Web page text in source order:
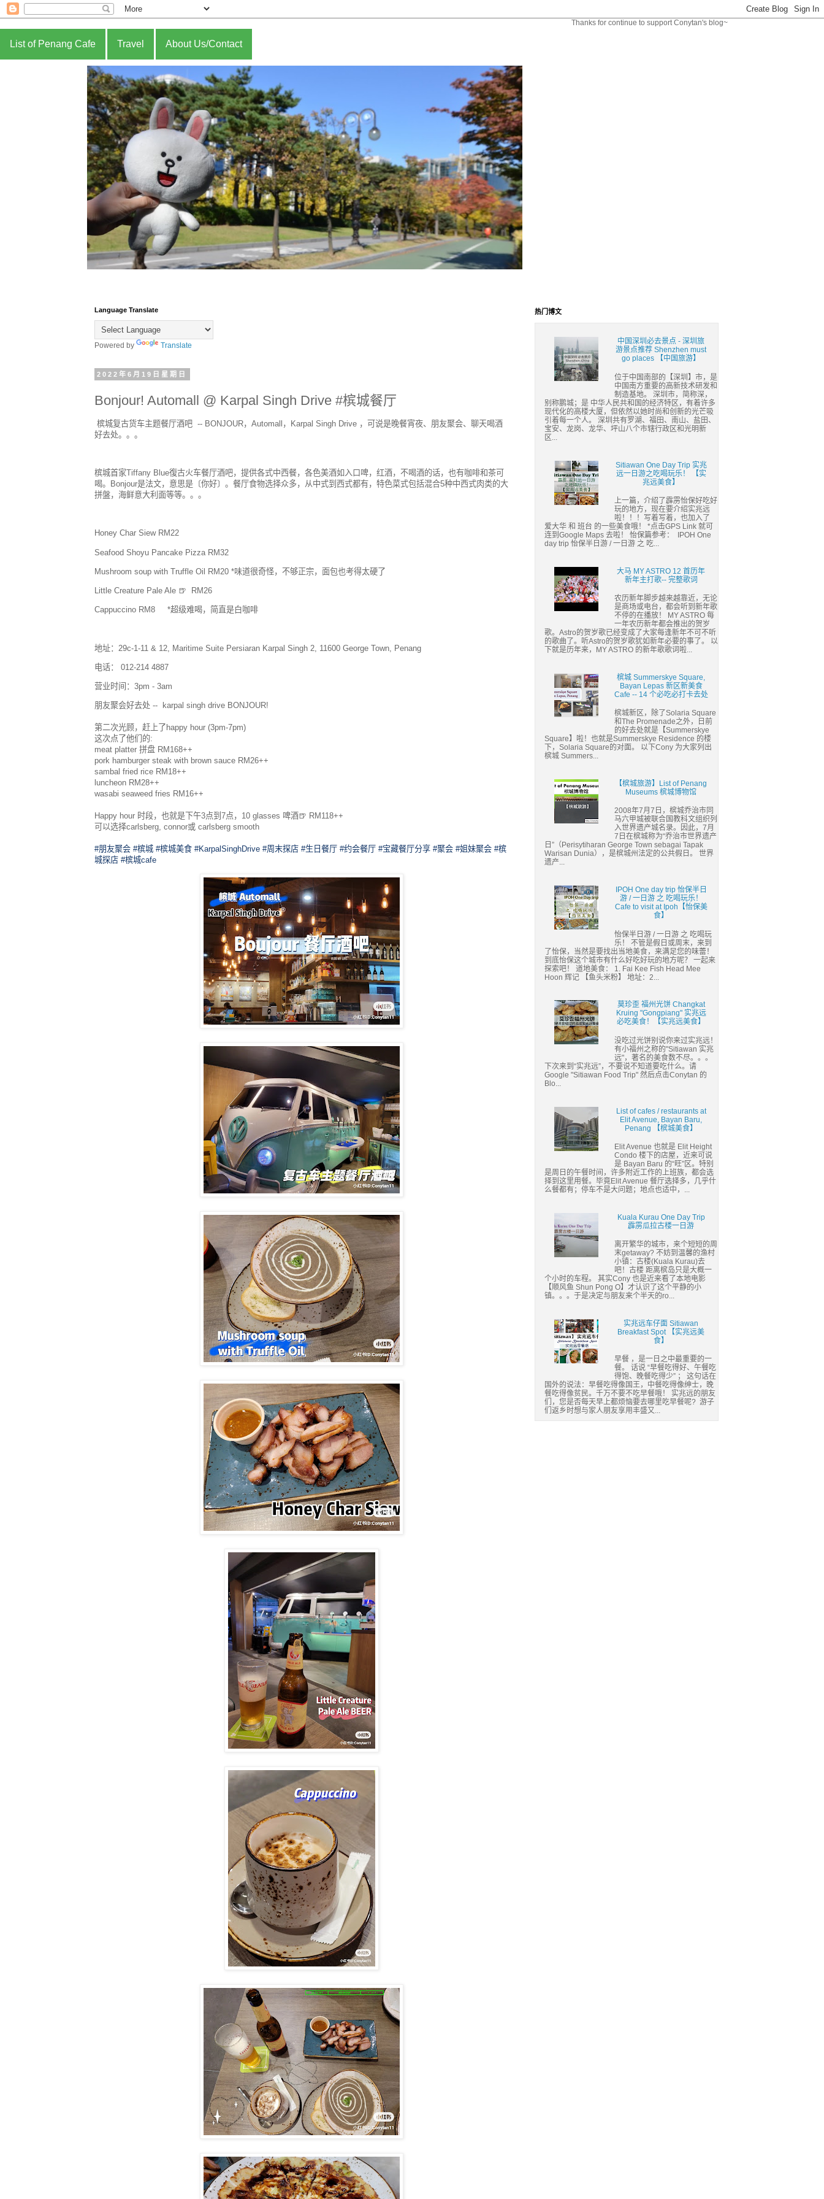
Thanks for continue to support Conytan's blog~
List of Penang Cafe Travel About Us/Contact
Language Translate
Powered by Translate
2022年6月19日星期日
Bonjour! Automall @ Karpal Singh Drive #槟城餐厅
槟城复古货车主题餐厅酒吧 -- BONJOUR，Automall，Karpal Singh Drive ，可说是晚餐宵夜、朋友聚会、聊天喝酒
好去处。。。
槟城首家Tiffany Blue復古火车餐厅酒吧，提供各式中西餐，各色美酒如入口啤，红酒，不喝酒的话，也有咖啡和茶可
喝。Bonjour是法文，意思是〔你好〕。餐厅食物选择众多，从中式到西式都有，特色菜式包括混合5种中西式肉类的大
拼盤，海鲜意大利面等等。。。
Honey Char Siew RM22
Seafood Shoyu Pancake Pizza RM32
Mushroom soup with Truffle Oil RM20 *味道很奇怪，不够正宗，面包也考得太硬了
Little Creature Pale Ale 🍺 RM26
Cappuccino RM8 *超级难喝，简直是白咖啡
地址：29c-1-11 & 12, Maritime Suite Persiaran Karpal Singh 2, 11600 George Town, Penang
电话： 012-214 4887
营业时间：3pm - 3am
朋友聚会好去处 -- karpal singh drive BONJOUR!
第二次光顾，赶上了happy hour (3pm-7pm)
这次点了他们的:
meat platter 拼盘 RM168++
pork hamburger steak with brown sauce RM26++
sambal fried rice RM18++
luncheon RM28++
wasabi seaweed fries RM16++
Happy hour 时段，也就是下午3点到7点，10 glasses 啤酒🍺 RM118++
可以选择carlsberg, connor或 carlsberg smooth
#朋友聚会 #槟城 #槟城美食 #KarpalSinghDrive #周末探店 #生日餐厅 #约会餐厅 #宝藏餐厅分享 #聚会 #姐妹聚会 #槟
城探店 #槟城cafe
热门博文
中国深圳必去景点 - 深圳旅
游景点推荐 Shenzhen must
go places 【中国旅游】
位于中国南部的【深圳】市，是
中国南方重要的高新技术研发和
制造基地。 深圳市，简称深，
别称鹏城；是 中华人民共和国的经济特区，有着许多
现代化的高楼大厦，但依然以她时尚和创新的光芒吸
引着每一个人。 深圳共有罗湖、福田、南山、盐田、
宝安、龙岗、龙华、坪山八个市辖行政区和光明新
区...
Sitiawan One Day Trip 实兆
远一日游之吃喝玩乐！ 【实
兆远美食】
上一篇，介绍了霹雳怡保好吃好
玩的地方，现在要介绍实兆远
啦！！！写着写着，也加入了
爱大华 和 班台 的一些美食哦！ *点击GPS Link 就可
连到Google Maps 去啦！ 怡保篇参考： IPOH One
day trip 怡保半日游 / 一日游 之 吃...
大马 MY ASTRO 12 首历年
新年主打歌-- 完整歌词
农历新年脚步越来越靠近，无论
是商场或电台，都会听到新年歌
不停的在播放！ MY ASTRO 每
一年农历新年都会推出的贺岁
歌。Astro的贺岁歌已经变成了大家每逢新年不可不听
的歌曲了。听Astro的贺岁歌犹如新年必要的事了。 以
下就是历年来，MY ASTRO 的新年歌歌词啦...
槟城 Summerskye Square,
Bayan Lepas 新区新美食
Cafe -- 14 个必吃必打卡去处
槟城新区，除了Solaria Square
和The Promenade之外，日前
的好去处就是【Summerskye
Square】啦！也就是Summerskye Residence 的楼
下，Solaria Square的对面。 以下Cony 为大家列出
槟城 Summers...
【槟城旅游】List of Penang
Museums 槟城博物馆
2008年7月7日，槟城乔治市同
马六甲城被联合国教科文组织列
入世界遗产城名录。因此，7月
7日在槟城称为“乔治市世界遗产
日”（Perisytiharan George Town sebagai Tapak
Warisan Dunia），是槟城州法定的公共假日。 世界
遗产...
IPOH One day trip 怡保半日
游 / 一日游 之 吃喝玩乐！
Cafe to visit at Ipoh【怡保美
食】
怡保半日游 / 一日游 之 吃喝玩
乐！ 不管是假日或周末，来到
了怡保，当然是要找出当地美食，来满足您的味蕾！
到底怡保这个城市有什么好吃好玩的地方呢？ 一起来
探索吧！ 道地美食： 1. Fai Kee Fish Head Mee
Hoon 辉记 【鱼头米粉】 地址：2...
莫珍歪 福州光饼 Changkat
Kruing "Gongpiang" 实兆远
必吃美食！【实兆远美食】
没吃过光饼别说你来过实兆远！
有小福州之称的"Sitiawan 实兆
远"，著名的美食数不尽。。。
下次来到“实兆远”，不要说不知道要吃什么。请
Google "Sitiawan Food Trip" 然后点击Conytan 的
Blo...
List of cafes / restaurants at
Elit Avenue, Bayan Baru,
Penang 【槟城美食】
Elit Avenue 也就是 Elit Height
Condo 楼下的店屋，近来可说
是 Bayan Baru 的“旺”区。特别
是周日的午餐时间，许多附近工作的上班族，都会选
择到这里用餐。毕竟Elit Avenue 餐厅选择多，几乎什
么餐都有；停车不是大问题；地点也适中，...
Kuala Kurau One Day Trip
霹雳瓜拉古楼一日游
离开繁华的城市，来个短短的周
末getaway? 不妨到温馨的渔村
小镇：古楼(Kuala Kurau)去
吧！古楼 距离槟岛只是大概一
个小时的车程。 其实Cony 也是近来看了本地电影
【顺风鱼 Shun Pong O】才认识了这个平静的小
镇。。。于是决定与朋友来个半天的ro...
实兆远车仔面 Sitiawan
Breakfast Spot 【实兆远美
食】
早餐 ，是一日之中最重要的一
餐。 话说 “早餐吃得好、午餐吃
得饱、晚餐吃得少” ； 这句话在
国外的说法：早餐吃得像国王，中餐吃得像绅士，晚
餐吃得像贫民。千万不要不吃早餐哦！ 实兆远的朋友
们，您是否每天早上都烦恼要去哪里吃早餐呢? 游子
们返乡时想与家人朋友享用丰盛又...